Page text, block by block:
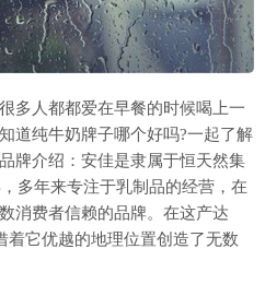
多人都都爱在早餐的时候喝上一
道纯牛奶牌子哪个好吗?一起了解
牌介绍：安佳是隶属于恒天然集
多年来专注于乳制品的经营，在
消费者信赖的品牌。在这产达
着它优越的地理位置创造了无数